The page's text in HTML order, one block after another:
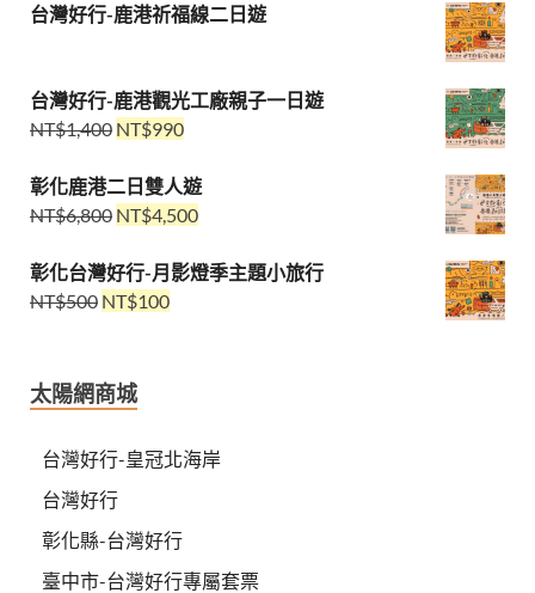
台灣好行-鹿港祈福線二日遊
台灣好行-鹿港觀光工廠親子一日遊
NT$1,400 NT$990
彰化鹿港二日雙人遊
NT$6,800 NT$4,500
彰化台灣好行-月影燈季主題小旅行
NT$500 NT$100
太陽網商城
台灣好行-皇冠北海岸
台灣好行
彰化縣-台灣好行
臺中市-台灣好行專屬套票